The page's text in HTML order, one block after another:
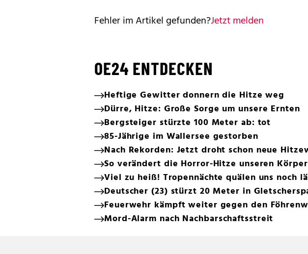
Fehler im Artikel gefunden?Jetzt melden
OE24 ENTDECKEN
Heftige Gewitter donnern die Hitze weg
Dürre, Hitze: Große Sorge um unsere Ernten
Bergsteiger stürzte 100 Meter ab: tot
85-Jährige im Wallersee gestorben
Nach Rekorden: Jetzt droht schon neue
So verändert die Horror-Hitze unseren Körper
Viel zu heiß! Tropennächte quälen uns noch
Deutscher (23) stürzt 20 Meter in
Feuerwehr kämpft weiter gegen den
Mord-Alarm nach Nachbarschaftsstreit